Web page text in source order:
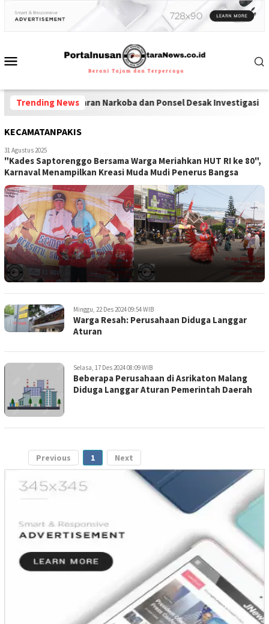
Trending News
Peredaran Narkoba dan Ponsel Desak Investigasi
KECAMATANPAKIS
31 Agustus 2025
"Kades Saptorenggo Bersama Warga Meriahkan HUT RI ke 80",
Karnaval Menampilkan Kreasi Muda Mudi Penerus Bangsa
Minggu, 22 Des 2024 09:54 WIB
Warga Resah: Perusahaan Diduga Langgar
Aturan
Selasa, 17 Des 2024 08:09 WIB
Beberapa Perusahaan di Asrikaton Malang
Diduga Langgar Aturan Pemerintah Daerah
Previous 1 Next